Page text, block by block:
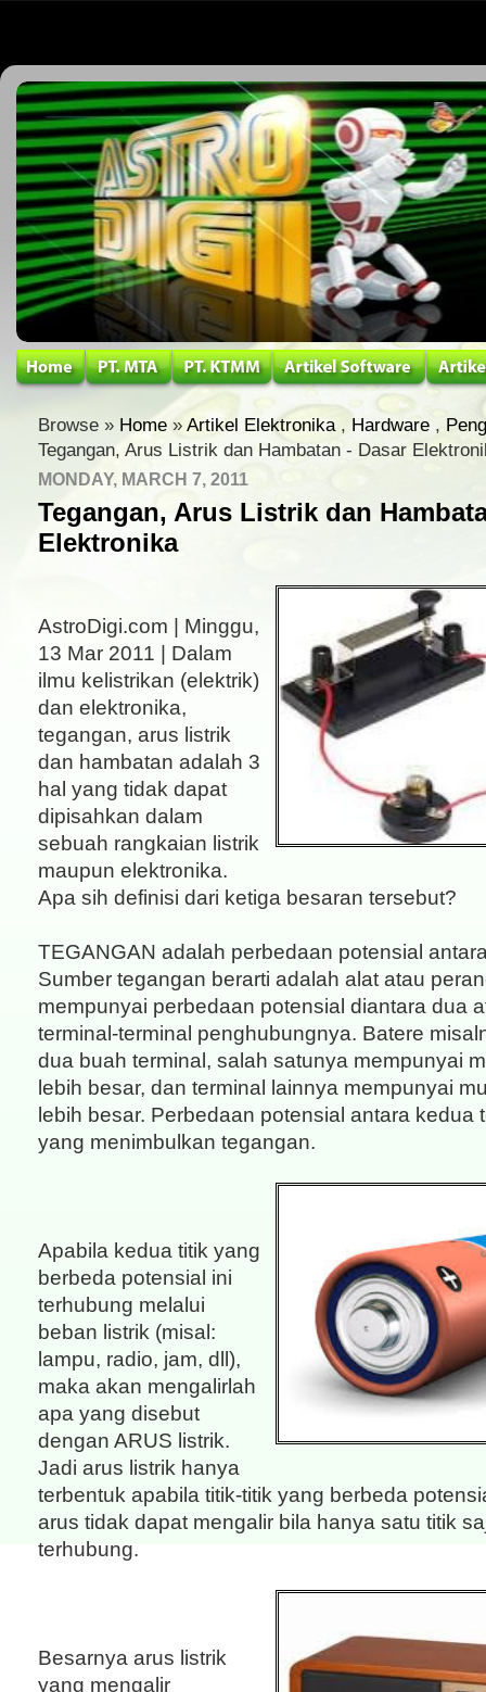
Browse » Home » Artikel Elektronika , Hardware ,
Tegangan, Arus Listrik dan Hambatan - Dasar
MONDAY, MARCH 7, 2011
Tegangan, Arus Listrik dan
Elektronika
AstroDigi.com | Minggu,
13 Mar 2011 | Dalam
ilmu kelistrikan (elektrik)
dan elektronika,
tegangan, arus listrik
dan hambatan adalah 3
hal yang tidak dapat
dipisahkan dalam
sebuah rangkaian listrik
maupun elektronika.
Apa sih definisi dari ketiga besaran tersebut?
TEGANGAN adalah perbedaan potensial
Sumber tegangan berarti adalah alat atau
mempunyai perbedaan potensial diantara dua
terminal-terminal penghubungnya. Batere
dua buah terminal, salah satunya mempunyai
lebih besar, dan terminal lainnya mempunyai
lebih besar. Perbedaan potensial antara kedua
yang menimbulkan tegangan.
Apabila kedua titik yang
berbeda potensial ini
terhubung melalui
beban listrik (misal:
lampu, radio, jam, dll),
maka akan mengalirlah
apa yang disebut
dengan ARUS listrik.
Jadi arus listrik hanya
terbentuk apabila titik-titik yang berbeda
arus tidak dapat mengalir bila hanya satu titik
terhubung.
Besarnya arus listrik
yang mengalir